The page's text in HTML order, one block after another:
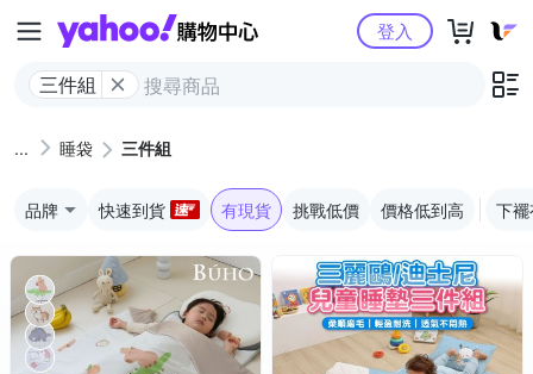
Yahoo購物中心
三件組
登入
睡袋 三件組
品牌 快速到貨 有現貨 挑戰低價 價格低到高 下